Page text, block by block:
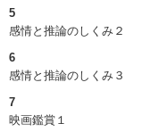
5
感情と推論のしくみ２
6
感情と推論のしくみ３
7
映画鑑賞１